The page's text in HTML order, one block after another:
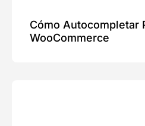
Cómo Autocompletar
WooCommerce